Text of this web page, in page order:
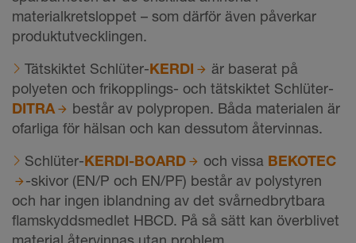
materialkretsloppet – som därför även påverkar
produktutvecklingen.
Tätskiktet Schlüter-KERDI
är baserat på
polyeten och frikopplings- och tätskiktet Schlüter-
DITRA
består av polypropen. Båda materialen är
ofarliga för hälsan och kan dessutom återvinnas.
Schlüter-KERDI-BOARD och vissa BEKOTEC
-skivor (EN/P och EN/PF) består av polystyren
och har ingen iblandning av det svårnedbrytbara
flamskyddsmedlet HBCD. På så sätt kan överblivet